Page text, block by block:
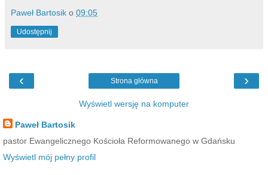
Paweł Bartosik o 09:05
Udostępnij
‹ ›
Strona główna
Wyświetl wersję na komputer
Paweł Bartosik
pastor Ewangelicznego Kościoła Reformowanego w Gdańsku
Wyświetl mój pełny profil